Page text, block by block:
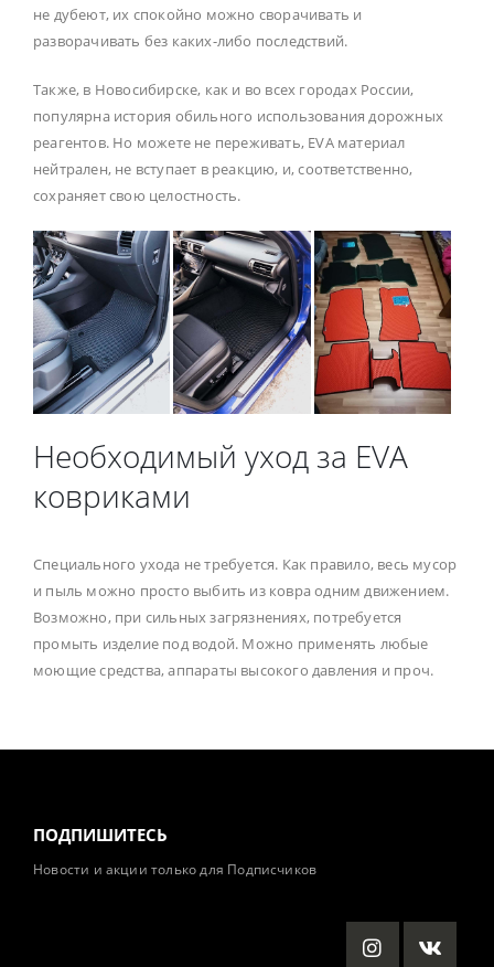
не дубеют, их спокойно можно сворачивать и
разворачивать без каких-либо последствий.
Также, в Новосибирске, как и во всех городах России,
популярна история обильного использования дорожных
реагентов. Но можете не переживать, EVA материал
нейтрален, не вступает в реакцию, и, соответственно,
сохраняет свою целостность.
Необходимый уход за EVA
ковриками
Специального ухода не требуется. Как правило, весь мусор
и пыль можно просто выбить из ковра одним движением.
Возможно, при сильных загрязнениях, потребуется
промыть изделие под водой. Можно применять любые
моющие средства, аппараты высокого давления и проч.
ПОДПИШИТЕСЬ
Новости и акции только для Подписчиков